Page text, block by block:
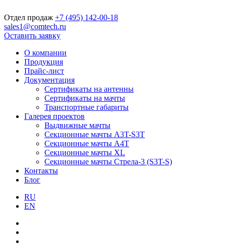
Отдел продаж +7 (495) 142-00-18
sales1@comtech.ru
Оставить заявку
О компании
Продукция
Прайс-лист
Документация
Сертификаты на антенны
Сертификаты на мачты
Транспортные габариты
Галерея проектов
Выдвижные мачты
Секционные мачты A3T-S3T
Секционные мачты A4T
Секционные мачты XL
Секционные мачты Стрела-3 (S3T-S)
Контакты
Блог
RU
EN